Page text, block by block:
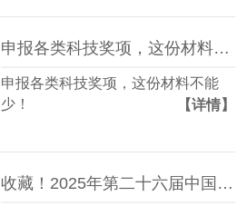
申报各类科技奖项，这份材料不能少！
申报各类科技奖项，这份材料不能
少！
【详情】
收藏！2025年第二十六届中国专利奖申报早规划